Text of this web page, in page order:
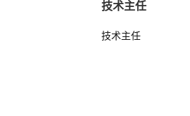
技术主任
技术主任